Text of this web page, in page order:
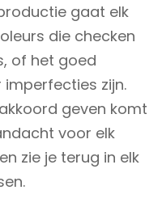
gaat elk
die checken
of het goed
zijn.
geven komt
voor elk
zie je terug in elk